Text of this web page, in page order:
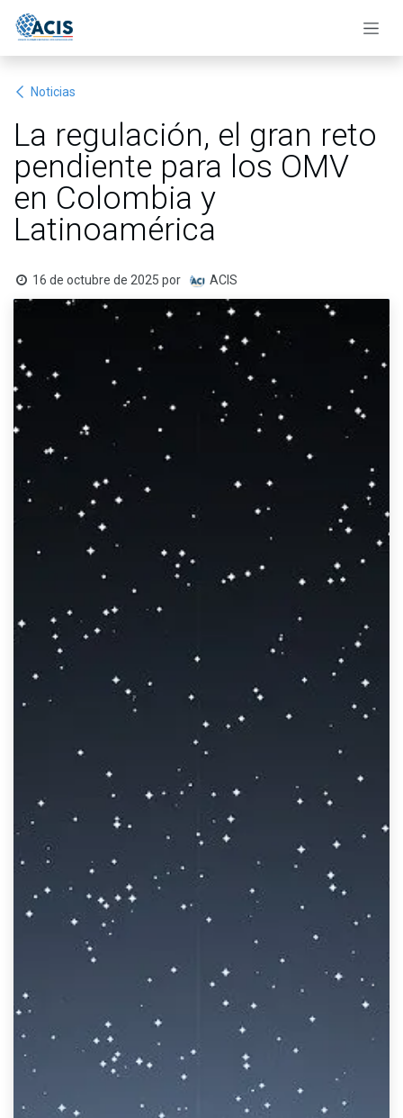
Noticias
La regulación, el gran reto
pendiente para los OMV
en Colombia y
Latinoamérica
16 de octubre de 2025 por ACIS